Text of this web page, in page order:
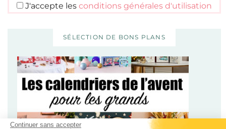
Continuer sans accepter
J'accepte les conditions générales d'utilisation
SÉLECTION DE BONS PLANS